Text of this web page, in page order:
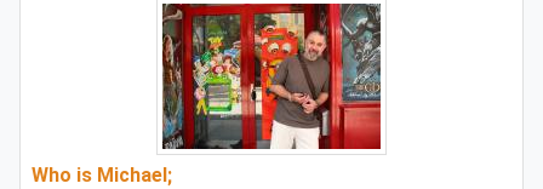
Who is Michael;